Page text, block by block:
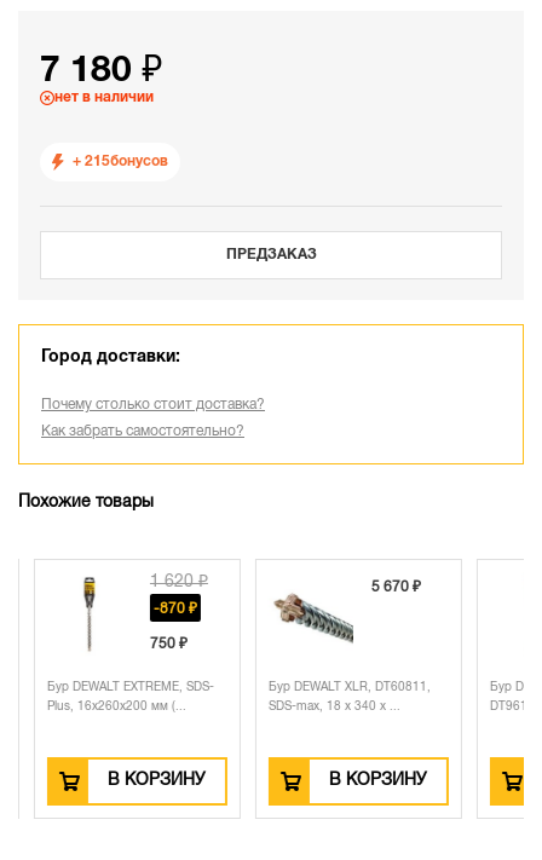
7 180 ₽
нет в наличии
+ 215бонусов
ПРЕДЗАКАЗ
Город доставки:
Почему столько стоит доставка?
Как забрать самостоятельно?
Похожие товары
1 620 ₽
-870 ₽
750 ₽
Бур DEWALT EXTREME, SDS-
Plus, 16x260x200 мм (...
В КОРЗИНУ
5 670 ₽
Бур DEWALT XLR, DT60811,
SDS-max, 18 x 340 x ...
В КОРЗИНУ
Бур
DT9613,